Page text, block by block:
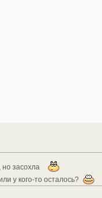
но засохла
у кого-то осталось?